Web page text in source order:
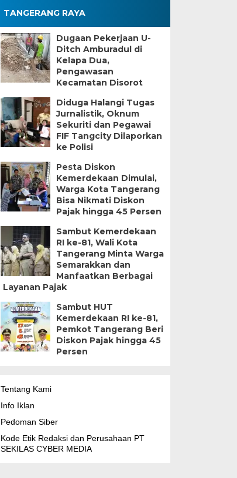
TANGERANG RAYA
Dugaan Pekerjaan U-
Ditch Amburadul di
Kelapa Dua,
Pengawasan
Kecamatan Disorot
Diduga Halangi Tugas
Jurnalistik, Oknum
Sekuriti dan Pegawai
FIF Tangcity Dilaporkan
ke Polisi
Pesta Diskon
Kemerdekaan Dimulai,
Warga Kota Tangerang
Bisa Nikmati Diskon
Pajak hingga 45 Persen
Sambut Kemerdekaan
RI ke-81, Wali Kota
Tangerang Minta Warga
Semarakkan dan
Manfaatkan Berbagai
Layanan Pajak
Sambut HUT
Kemerdekaan RI ke-81,
Pemkot Tangerang Beri
Diskon Pajak hingga 45
Persen
Tentang Kami
Info Iklan
Pedoman Siber
Kode Etik Redaksi dan Perusahaan PT
SEKILAS CYBER MEDIA